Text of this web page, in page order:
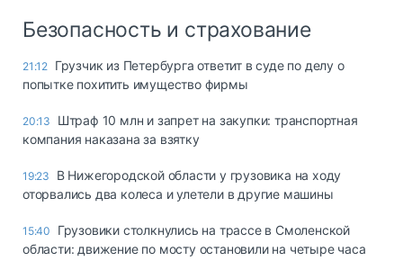
Безопасность и страхование
21:12 Грузчик из Петербурга ответит в суде по делу о
попытке похитить имущество фирмы
20:13
Штраф 10 млн и запрет на закупки: транспортная
компания наказана за взятку
19:23
В Нижегородской области у грузовика на ходу
оторвались два колеса и улетели в другие машины
15:40
Грузовики столкнулись на трассе в Смоленской
области: движение по мосту остановили на четыре часа